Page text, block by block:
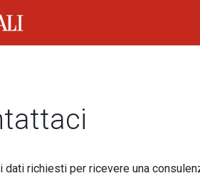
dati richiesti per ricevere una